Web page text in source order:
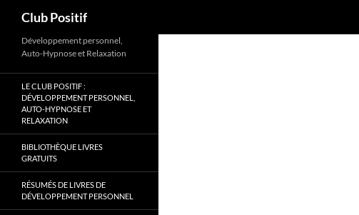
Aller
contenu
Club Positif
Développement personnel,
Auto-Hypnose et Relaxation
LE CLUB POSITIF :
DÉVELOPPEMENT PERSONNEL,
AUTO-HYPNOSE ET
RELAXATION
BIBLIOTHÈQUE LIVRES
GRATUITS
RÉSUMÉS DE LIVRES DE
DÉVELOPPEMENT PERSONNEL